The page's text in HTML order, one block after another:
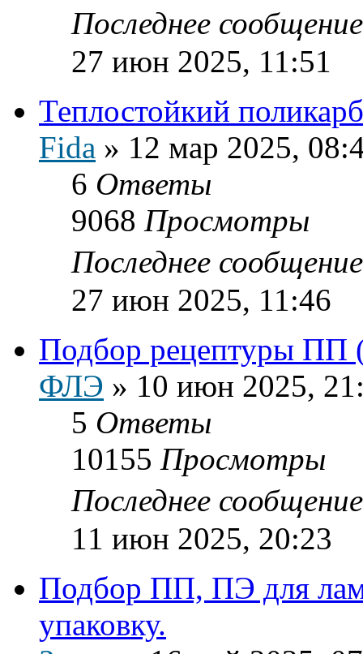
Последнее
27 июн 2025, 11:51
Теплостойкий
Fida » 12 мар 2025,
6 Ответы
9068 Просмотры
Последнее
27 июн 2025, 11:46
Подбор рецептуры ПП
ФЛЭ » 10 июн 2025,
5 Ответы
10155 Просмотры
Последнее
11 июн 2025, 20:23
Подбор ПП, ПЭ для
упаковку.